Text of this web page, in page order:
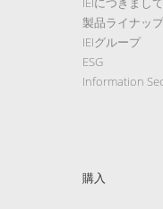
製品ライナップ
IEIグループ
ESG
Information
購入